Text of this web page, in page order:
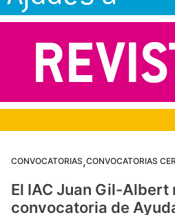
CONVOCATORIAS,CONVOCATORIAS
El IAC Juan Gil-Albert
convocatoria de